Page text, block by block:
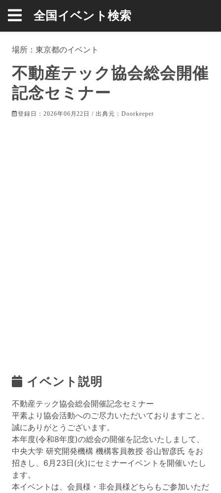
全国イベント検索
場所： 東京都のイベント
不動産テック協会総会開催
記念セミナー
登録日：2026年06月22日 / 出典元：Doorkeeper
イベント説明
不動産テック協会総会開催記念セミナー
平素より協会活動へのご尽力いただいておりますこと、
誠にありがとうございます。
本年度(令和8年度)の総会の開催を記念いたしまして、
中央大学 研究開発機構 機構客員教授 谷山智彦氏 をお
招きし、6月23日(火)にセミナーイベントを開催いたし
ます。
本イベントは、会員様・非会員様どちらもご参加いただ